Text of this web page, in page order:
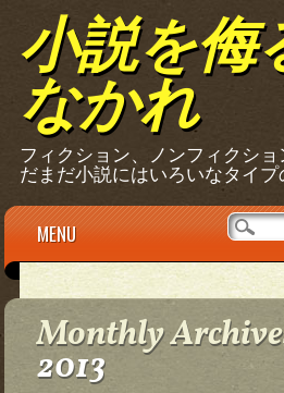
小説を侮
なかれ
フィクション、ノンフィクシ
だまだ小説にはいろいなタイプ
Main menu
Skip
content
MENU
Monthly
2013